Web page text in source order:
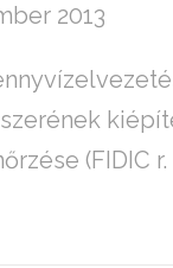
2013
(FIDIC